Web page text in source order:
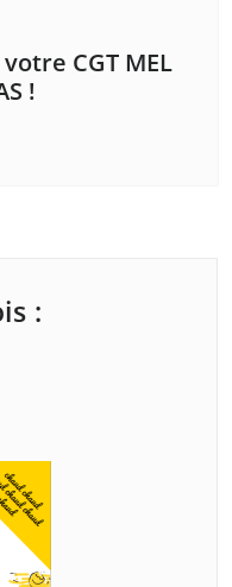
CGT MEL
!
: